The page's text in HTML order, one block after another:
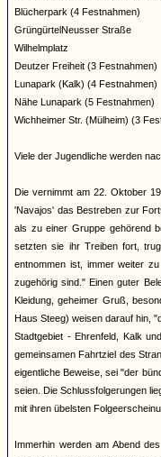
Blücherpark (4 Festnahmen)
GrüngürtelNeusser Straße
Wilhelmplatz
Deutzer Freiheit (3 Festnahmen)
Lunapark (Kalk) (4 Festnahmen)
Nähe Lunapark (5 Festnahmen)
Wichheimer Str. (Mülheim) (3
Viele der Jugendliche werden
Die vernimmt am 22. Oktober
'Navajos' das Bestreben zur
als zu einer Gruppe gehörend
setzten sie ihr Treiben fort,
entnommen ist, immer weiter
zugehörig sind." Einen guter
Kleidung, geheimer Gruß,
Haus Steeg) weisen darauf hin,
Stadtgebiet - Ehrenfeld, Kalk
gemeinsamen Fahrtziel des
eigentliche Beweise, sei "der
seien. Die Schlussfolgerungen
mit ihren übelsten
Immerhin werden am Abend